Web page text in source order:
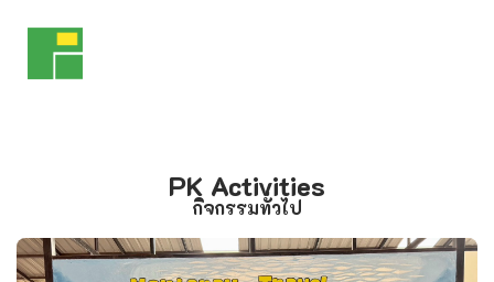
PK Activities
กิจกรรมทั่วไป